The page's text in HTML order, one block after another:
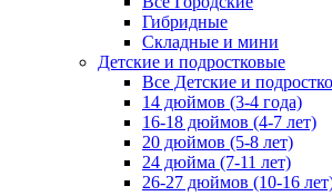
Гибридные
Складные и мини
Детские и подростковые
Все Детские и
14 дюймов (3-4 года)
16-18 дюймов (4-7 лет)
20 дюймов (5-8 лет)
24 дюйма (7-11 лет)
26-27 дюймов (10-16